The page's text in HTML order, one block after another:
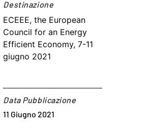
Destinazione​
ECEEE, the European
Council for an Energy
Efficient Economy, 7-11
giugno 2021
Data Pubblicazione
11 Giugno 2021